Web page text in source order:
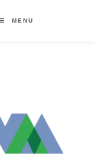
MENU